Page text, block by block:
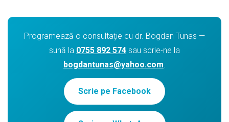
Programează o consultație cu dr. Bogdan Tunas —
sună la 0755 892 574 sau scrie-ne la
bogdantunas@yahoo.com.
Scrie pe Facebook